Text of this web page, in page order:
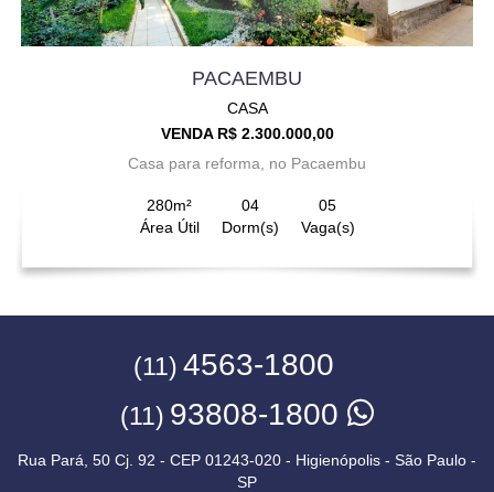
PACAEMBU
CASA
VENDA R$ 2.300.000,00
Casa para reforma, no Pacaembu
280m²
Área Útil
04
Dorm(s)
05
Vaga(s)
(11) 4563-1800
(11) 93808-1800
Rua Pará, 50 Cj. 92 - CEP 01243-020 - Higienópolis - São Paulo -
SP